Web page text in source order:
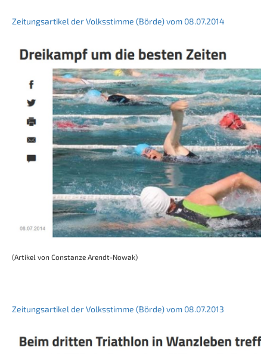
Zeitungsartikel der Volksstimme (Börde) vom 08.07.2014
(Artikel von Constanze Arendt-Nowak)
Zeitungsartikel der Volksstimme (Börde) vom 08.07.2013